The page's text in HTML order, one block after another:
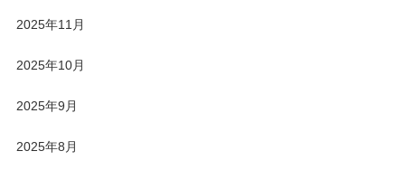
2025年11月
2025年10月
2025年9月
2025年8月